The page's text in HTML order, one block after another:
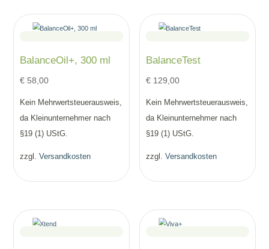
BalanceOil+, 300 ml
€ 58,00
Kein Mehrwertsteuerausweis,
da Kleinunternehmer nach
§19 (1) UStG.
zzgl.Versandkosten
BalanceTest
€ 129,00
Kein Mehrwertsteuerausweis,
da Kleinunternehmer nach
§19 (1) UStG.
zzgl.Versandkosten